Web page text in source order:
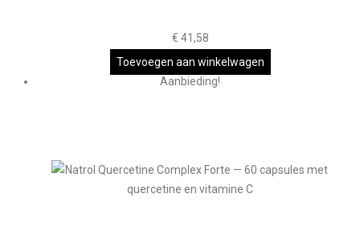
€ 41,58
Toevoegen aan winkelwagen
Aanbieding!